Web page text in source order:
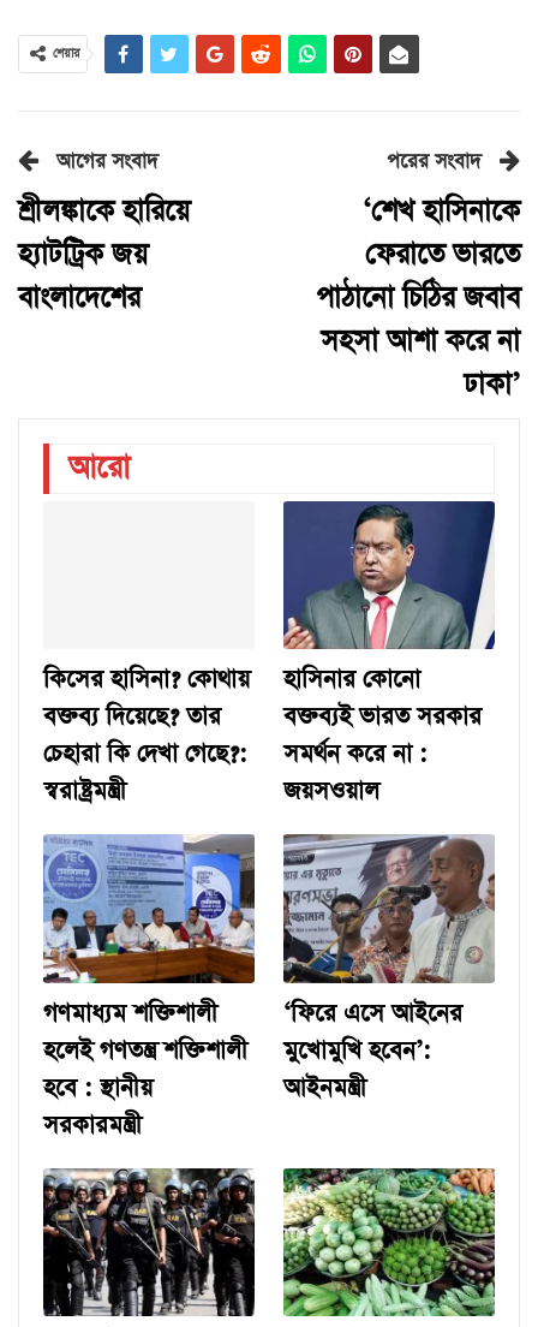
শেয়ার
আগের সংবাদ
শ্রীলঙ্কাকে হারিয়ে
হ্যাটট্রিক জয়
বাংলাদেশের
পরের সংবাদ
‘শেখ হাসিনাকে
ফেরাতে ভারতে
পাঠানো চিঠির জবাব
সহসা আশা করে না
ঢাকা’
আরো
কিসের হাসিনা? কোথায়
বক্তব্য দিয়েছে? তার
চেহারা কি দেখা গেছে?:
স্বরাষ্ট্রমন্ত্রী
হাসিনার কোনো
বক্তব্যই ভারত সরকার
সমর্থন করে না :
জয়সওয়াল
গণমাধ্যম শক্তিশালী
হলেই গণতন্ত্র শক্তিশালী
হবে : স্থানীয়
সরকারমন্ত্রী
‘ফিরে এসে আইনের
মুখোমুখি হবেন’:
আইনমন্ত্রী